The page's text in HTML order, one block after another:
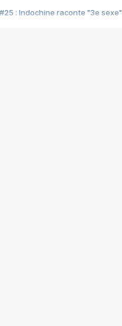
#25 : Indochine raconte "3e sexe"